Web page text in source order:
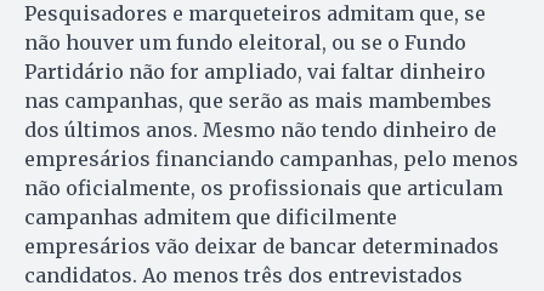
Pesquisadores e marqueteiros admitam que, se
não houver um fundo eleitoral, ou se o Fundo
Partidário não for ampliado, vai faltar dinheiro
nas campanhas, que serão as mais mambembes
dos últimos anos. Mesmo não tendo dinheiro de
empresários financiando campanhas, pelo menos
não oficialmente, os profissionais que articulam
campanhas admitem que dificilmente
empresários vão deixar de bancar determinados
candidatos. Ao menos três dos entrevistados